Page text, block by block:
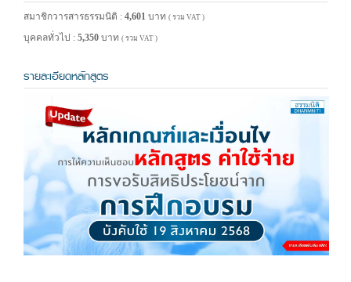
สมาชิกวารสารธรรมนิติ : 4,601 บาท ( รวม VAT )
บุคคลทั่วไป : 5,350 บาท ( รวม VAT )
รายละเอียดหลักสูตร